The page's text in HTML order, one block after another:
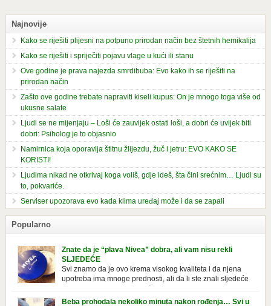
Najnovije
Kako se riješiti plijesni na potpuno prirodan način bez štetnih hemikalija
Kako se riješiti i spriječiti pojavu vlage u kući ili stanu
Ove godine je prava najezda smrdibuba: Evo kako ih se riješiti na
prirodan način
Zašto ove godine trebate napraviti kiseli kupus: On je mnogo toga više od
ukusne salate
Ljudi se ne mijenjaju – Loši će zauvijek ostati loši, a dobri će uvijek biti
dobri: Psiholog je to objasnio
Namirnica koja oporavlja štitnu žlijezdu, žuč i jetru: EVO KAKO SE
KORISTI!
Ljudima nikad ne otkrivaj koga voliš, gdje ideš, šta čini srećnim… Ljudi su
to, pokvariće.
Serviser upozorava evo kada klima uređaj može i da se zapali
Popularno
Znate da je “plava Nivea” dobra, ali vam nisu rekli
SLJEDEĆE
Svi znamo da je ovo krema visokog kvaliteta i da njena
upotreba ima mnoge prednosti, ali da li ste znali sljedeće
o njoj. Nivea krema u klasičnoj, plavoj kutiji,
prepoznatljivog mirisa i jednostavne formule, jeste nezamenljiv inventar
Beba prohodala nekoliko minuta nakon rođenja… Svi u